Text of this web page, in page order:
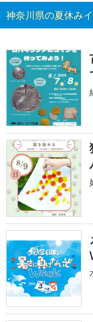
神奈川県の夏休み